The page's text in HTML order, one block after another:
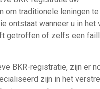
om traditionele leningen
ontstaat wanneer u in het
getroffen of zelfs een
BKR-registratie, zijn er
zijn in het